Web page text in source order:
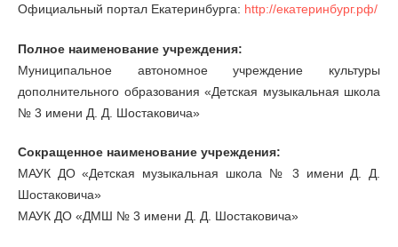
Официальный портал Екатеринбурга: http://екатеринбург.рф/
Полное наименование учреждения:
Муниципальное автономное учреждение культуры
дополнительного образования «Детская музыкальная школа
№ 3 имени Д. Д. Шостаковича»
Сокращенное наименование учреждения:
МАУК ДО «Детская музыкальная школа № 3 имени Д. Д.
Шостаковича»
МАУК ДО «ДМШ № 3 имени Д. Д. Шостаковича»